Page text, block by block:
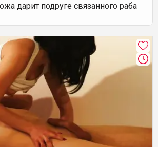
дарит подруге связанного раба